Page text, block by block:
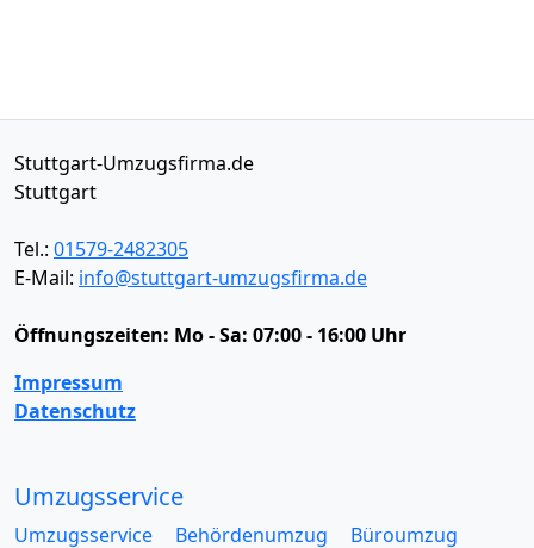
Stuttgart-Umzugsfirma.de
Stuttgart
Tel.: 01579-2482305
E-Mail: info@stuttgart-umzugsfirma.de
Öffnungszeiten: Mo - Sa: 07:00 - 16:00 Uhr
Impressum
Datenschutz
Umzugsservice
Umzugsservice Behördenumzug
Büroumzug